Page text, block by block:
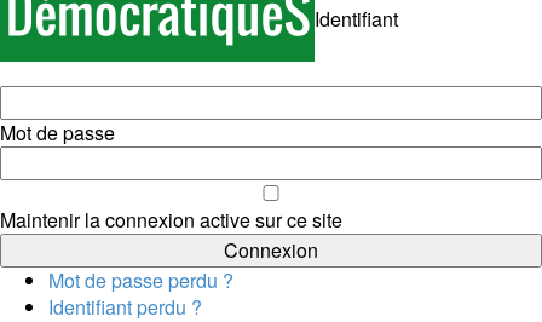
Identifiant
Mot de passe
Maintenir la connexion active sur ce site
Mot de passe perdu ?
Identifiant perdu ?